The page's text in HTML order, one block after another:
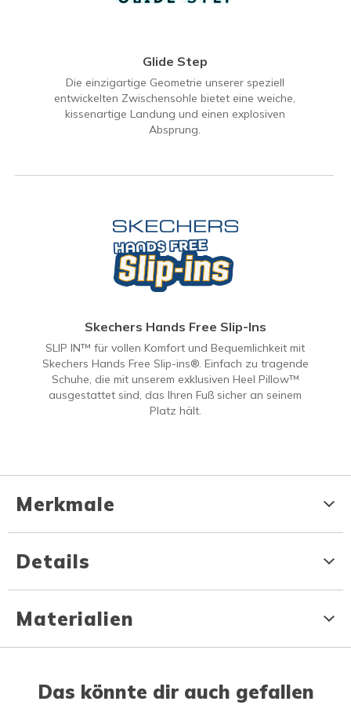
Glide Step
Die einzigartige Geometrie unserer speziell
entwickelten Zwischensohle bietet eine weiche,
kissenartige Landung und einen explosiven
Absprung.
Skechers Hands Free Slip-Ins
SLIP IN™ für vollen Komfort und Bequemlichkeit mit
Skechers Hands Free Slip-ins®. Einfach zu tragende
Schuhe, die mit unserem exklusiven Heel Pillow™
ausgestattet sind, das Ihren Fuß sicher an seinem
Platz hält.
Merkmale
Details
Materialien
Das könnte dir auch gefallen